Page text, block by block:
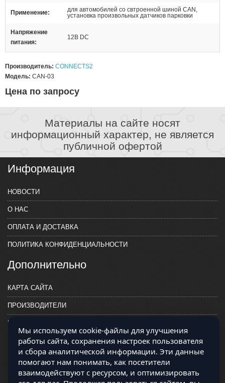
Применение
для автомобилей со свтроенной шиной CAN,
установка произвольных датчиков парковки
Напряжение
питания
12В DC
Производитель: CONNECTS2
Модель: CAN-03
Цена по запросу
Материалы на сайте носят
информационный характер, не является
публичной офертой
Информация
НОВОСТИ
О НАС
ОПЛАТА И ДОСТАВКА
ПОЛИТИКА КОНФИДЕНЦИАЛЬНОСТИ
Дополнительно
КАРТА САЙТА
ПРОИЗВОДИТЕЛИ
КОНТАКТЫ
Мы используем cookie-файлы для улучшения
работы сайта, сохранения настроек пользователя
и сбора аналитической информации. Эти данные
помогают нам понимать, как посетители
взаимодействуют с ресурсом, и оптимизировать